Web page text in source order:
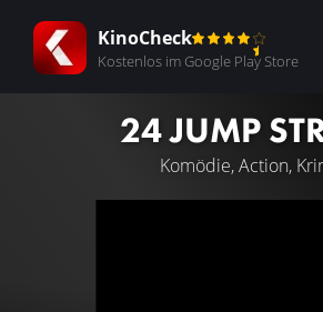
KinoCheck
Kostenlos im Google Play Store
24 JUMP
Komödie, Action,